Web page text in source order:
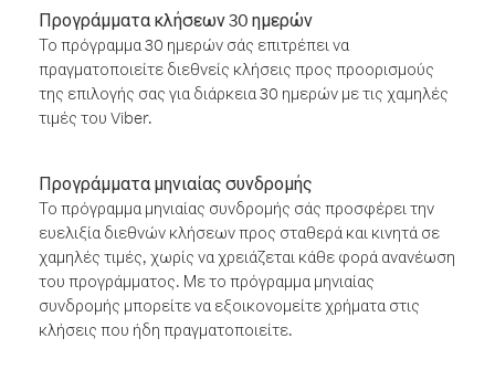
Προγράμματα κλήσεων 30 ημερών
Το πρόγραμμα 30 ημερών σάς επιτρέπει να
πραγματοποιείτε διεθνείς κλήσεις προς προορισμούς
της επιλογής σας για διάρκεια 30 ημερών με τις χαμηλές
τιμές του Viber.
Προγράμματα μηνιαίας συνδρομής
Το πρόγραμμα μηνιαίας συνδρομής σάς προσφέρει την
ευελιξία διεθνών κλήσεων προς σταθερά και κινητά σε
χαμηλές τιμές, χωρίς να χρειάζεται κάθε φορά ανανέωση
του προγράμματος. Με το πρόγραμμα μηνιαίας
συνδρομής μπορείτε να εξοικονομείτε χρήματα στις
κλήσεις που ήδη πραγματοποιείτε.